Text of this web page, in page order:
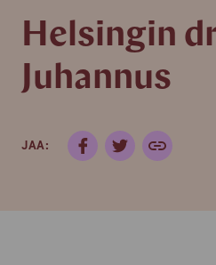
Helsingin
Juhannus
JAA: